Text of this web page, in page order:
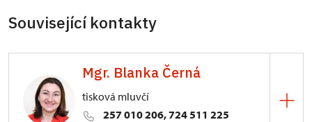
Související kontakty
Mgr. Blanka Černá
tisková mluvčí
257 010 206, 724 511 225